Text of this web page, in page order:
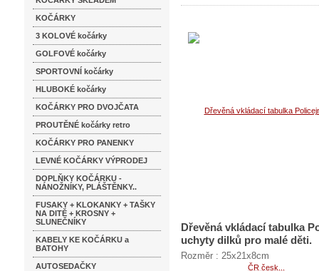
KOČÁRKY
3 KOLOVÉ kočárky
GOLFOVÉ kočárky
SPORTOVNÍ kočárky
HLUBOKÉ kočárky
KOČÁRKY PRO DVOJČATA
PROUTĚNÉ kočárky retro
KOČÁRKY PRO PANENKY
LEVNÉ KOČÁRKY VÝPRODEJ
DOPLŇKY KOČÁRKU -
NÁNOŽNÍKY, PLÁŠTĚNKY..
FUSAKY + KLOKANKY + TAŠKY
NA DITĚ + KROSNY +
SLUNEČNÍKY
KABELY KE KOČÁRKU a
BATOHY
AUTOSEDAČKY
Dřevěná vkládací tabulka
uchyty dilků pro malé děti.
Rozměr : 25x21x8cm